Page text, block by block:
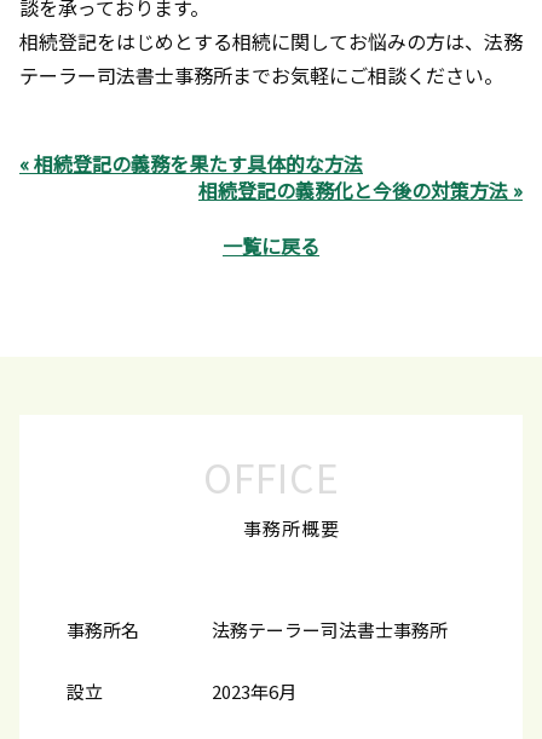
談を承っております。
相続登記をはじめとする相続に関してお悩みの方は、法務
テーラー司法書士事務所までお気軽にご相談ください。
« 相続登記の義務を果たす具体的な方法
相続登記の義務化と今後の対策方法 »
一覧に戻る
OFFICE
事務所概要
事務所名 法務テーラー司法書士事務所
設立 2023年6月